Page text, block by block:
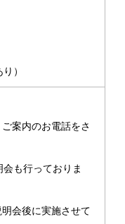
）
案内のお電話をさ
も行っておりま
会後に実施させて